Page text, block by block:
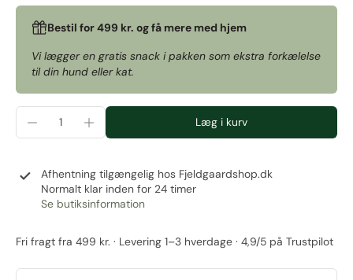
Bestil for 499 kr. og få mere med hjem
Vi lægger en gratis snack i pakken som ekstra forkælelse
til din hund eller kat.
Læg i kurv
Afhentning tilgængelig hos Fjeldgaardshop.dk
Normalt klar inden for 24 timer
Se butiksinformation
Fri fragt fra 499 kr. · Levering 1–3 hverdage · 4,9/5 på Trustpilot